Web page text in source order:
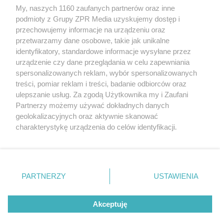
wykorzystanie utworów w całości lub w części z naruszeniem prawa,
tzn. bez właściwej zgody, jest zabronione pod groźbą kary i może być
ścigane prawnie.
O nas
Informacje prawne
Nasze serwisy
My, naszych 1160 zaufanych partnerów oraz inne
podmioty z Grupy ZPR Media uzyskujemy dostęp i
przechowujemy informacje na urządzeniu oraz
przetwarzamy dane osobowe, takie jak unikalne
identyfikatory, standardowe informacje wysyłane przez
urządzenie czy dane przeglądania w celu zapewniania
spersonalizowanych reklam, wybór spersonalizowanych
treści, pomiar reklam i treści, badanie odbiorców oraz
ulepszanie usług. Za zgodą Użytkownika my i Zaufani
Partnerzy możemy używać dokładnych danych
geolokalizacyjnych oraz aktywnie skanować
charakterystykę urządzenia do celów identyfikacji.
zmienić/wycofać klikając przycisk ustawień prywatności
znajdujący się w lewym dolnym rogu strony
rodzaje przetwarzania danych nie wymagają zgody
użytkownika, ale masz prawo sprzeciwić się takiemu
przetwarzaniu. Preferencje będą miały zastosowanie tylko
PARTNERZY USTAWIENIA
Akceptuję